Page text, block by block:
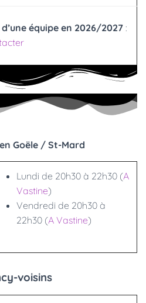
équipe en 2026/2027 :
Goële / St-Mard
Lundi de 20h30 à 22h30 (A
Vastine)
Vendredi de 20h30 à
22h30 (A Vastine)
voisins